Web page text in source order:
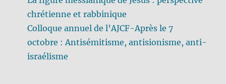
chrétienne et rabbinique
Colloque annuel de l’AJCF-Après le 7
octobre : Antisémitisme, antisionisme, anti-
israélisme